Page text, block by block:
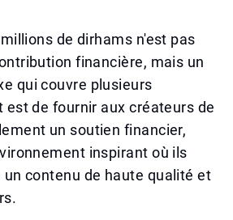
de dirhams n'est pas
financière, mais un
qui couvre plusieurs
est de fournir aux créateurs de
un soutien financier,
inspirant où ils
contenu de haute qualité et